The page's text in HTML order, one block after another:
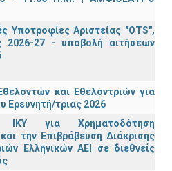
Υποτροφίες Αριστείας "OTS",
2026-27 - υποβολή αιτήσεων
και Εθελοντριών για
Ερευνητή/τριας 2026
ΙΚΥ για Χρηματοδότηση
την Επιβράβευση Διάκρισης
Ελληνικών ΑΕΙ σε διεθνείς